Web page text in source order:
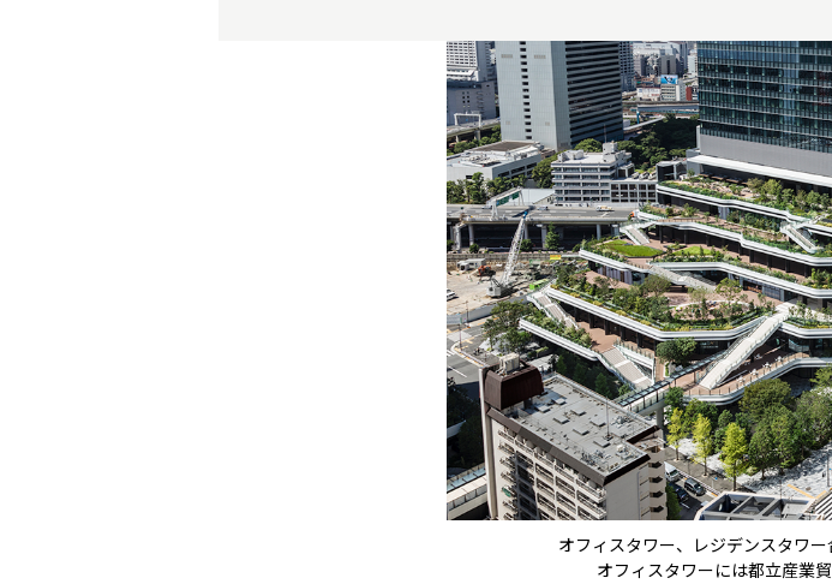
オフィスタワー、レジデンスタワ
オフィスタワーには都立産業